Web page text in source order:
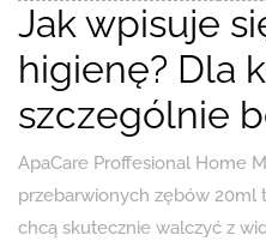
Jak wpisuje
higienę? Dla
szczególnie
ApaCare Proffesional Home
przebarwionych zębów 20ml
chcą skutecznie walczyć z